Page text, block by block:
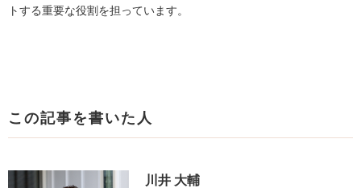
トする重要な役割を担っています。
この記事を書いた人
川井 大輔